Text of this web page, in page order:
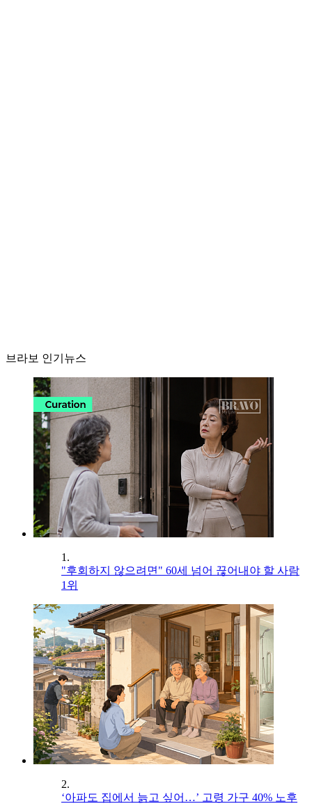
브라보 인기뉴스
1.
"후회하지 않으려면" 60세 넘어 끊어내야 할 사람
1위
2.
‘아파도 집에서 늙고 싶어…’ 고령 가구 40% 노후